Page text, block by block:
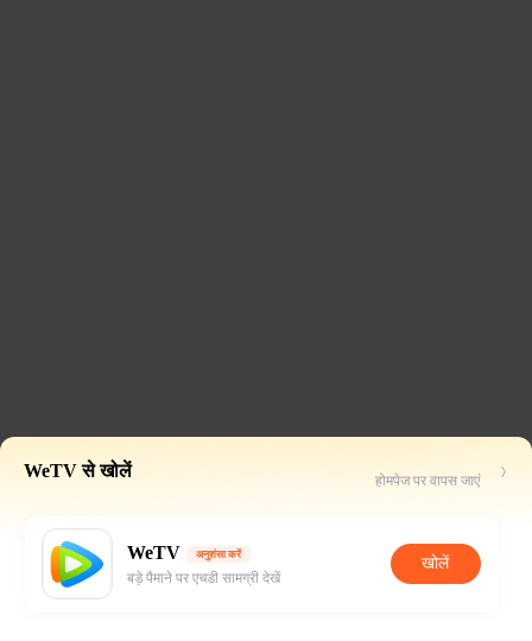
WeTV से खोलें होमपेज पर वापस जाएं
WeTV अनुशंसा करें
बड़े पैमाने पर एचडी सामग्री देखें
खोलें